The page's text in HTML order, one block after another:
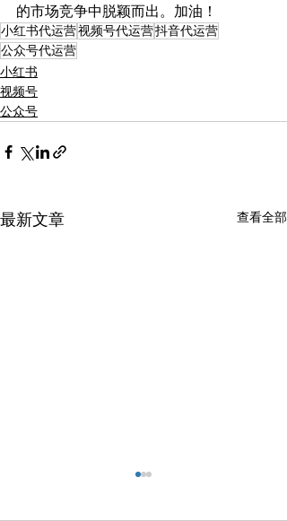
的市场竞争中脱颖而出。加油！
小红书代运营视频号代运营抖音代运营
公众号代运营
小红书
视频号
公众号
最新文章 查看全部